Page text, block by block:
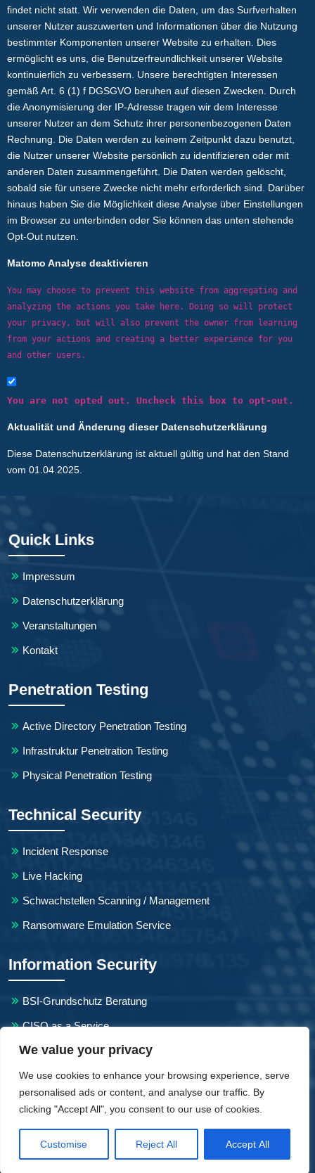
We value your privacy
We use cookies to enhance your browsing experience, serve
personalised ads or content, and analyse our traffic. By
clicking "Accept All", you consent to our use of cookies.
Customise Reject All Accept All
findet nicht statt. Wir verwenden die Daten, um das Surfverhalten
unserer Nutzer auszuwerten und Informationen über die Nutzung
bestimmter Komponenten unserer Website zu erhalten. Dies
ermöglicht es uns, die Benutzerfreundlichkeit unserer Website
kontinuierlich zu verbessern. Unsere berechtigten Interessen
gemäß Art. 6 (1) f DGSGVO beruhen auf diesen Zwecken. Durch
die Anonymisierung der IP-Adresse tragen wir dem Interesse
unserer Nutzer an dem Schutz ihrer personenbezogenen Daten
Rechnung. Die Daten werden zu keinem Zeitpunkt dazu benutzt,
die Nutzer unserer Website persönlich zu identifizieren oder mit
anderen Daten zusammengeführt. Die Daten werden gelöscht,
sobald sie für unsere Zwecke nicht mehr erforderlich sind. Darüber
hinaus haben Sie die Möglichkeit diese Analyse über Einstellungen
im Browser zu unterbinden oder Sie können das unten stehende
Opt-Out nutzen.
Matomo Analyse deaktivieren
You may choose to prevent this website from aggregating and
analyzing the actions you take here. Doing so will protect
your privacy, but will also prevent the owner from learning
from your actions and creating a better experience for you
and other users.
You are not opted out. Uncheck this box to opt-out.
Aktualität und Änderung dieser Datenschutzerklärung
Diese Datenschutzerklärung ist aktuell gültig und hat den Stand
vom 01.04.2025.
Quick Links
Impressum
Datenschutzerklärung
Veranstaltungen
Kontakt
Penetration Testing
Active Directory Penetration Testing
Infrastruktur Penetration Testing
Physical Penetration Testing
Technical Security
Incident Response
Live Hacking
Schwachstellen Scanning / Management
Ransomware Emulation Service
Information Security
BSI-Grundschutz Beratung
CISO as a Service
NIS2-Beratung
Copyright Mint Secure GmbH. All Rights Reserved.
Impressum Datenschutzerklärung
Kontakt